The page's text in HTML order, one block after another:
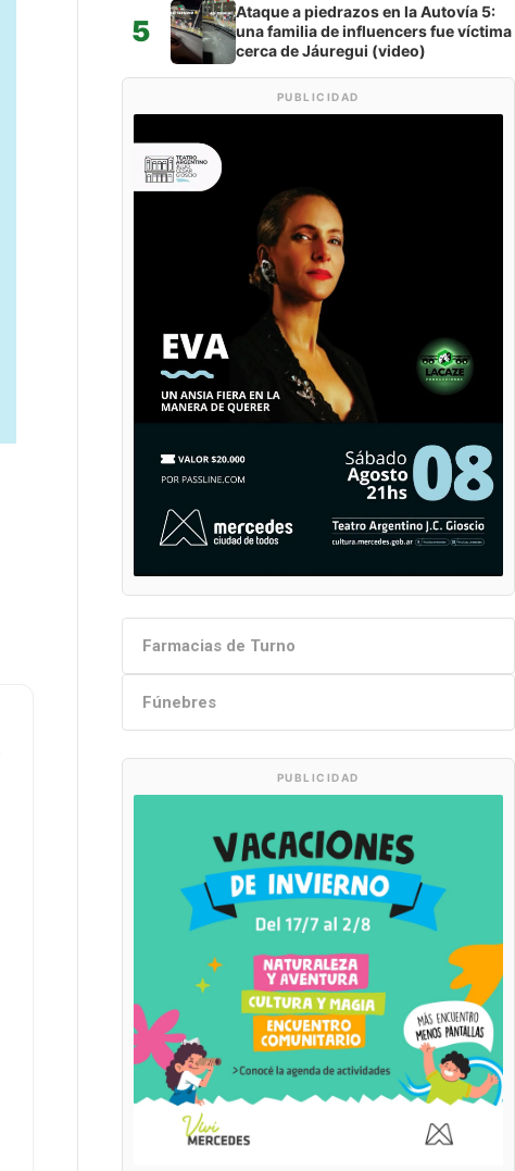
5
Ataque a piedrazos en la Autovía 5:
una familia de influencers fue víctima
cerca de Jáuregui (video)
PUBLICIDAD
Farmacias de Turno
Fúnebres
PUBLICIDAD